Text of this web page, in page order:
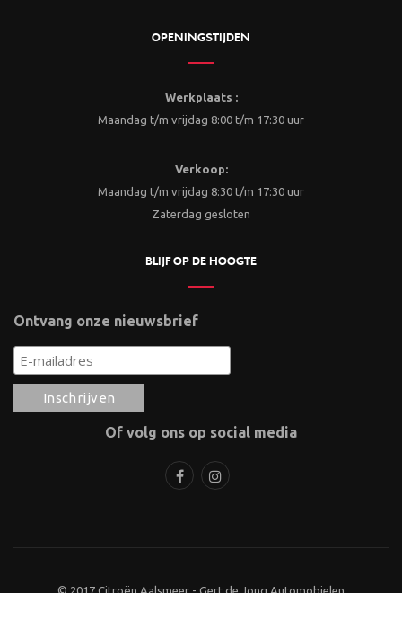
OPENINGSTIJDEN
Werkplaats :
Maandag t/m vrijdag 8:00 t/m 17:30 uur
Verkoop:
Maandag t/m vrijdag 8:30 t/m 17:30 uur
Zaterdag gesloten
BLIJF OP DE HOOGTE
Ontvang onze nieuwsbrief
Of volg ons op social media
© 2017 Citroën Aalsmeer - Gert de Jong Automobielen